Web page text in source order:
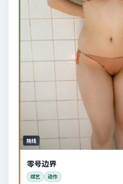
院线
零号边界
综艺 动作